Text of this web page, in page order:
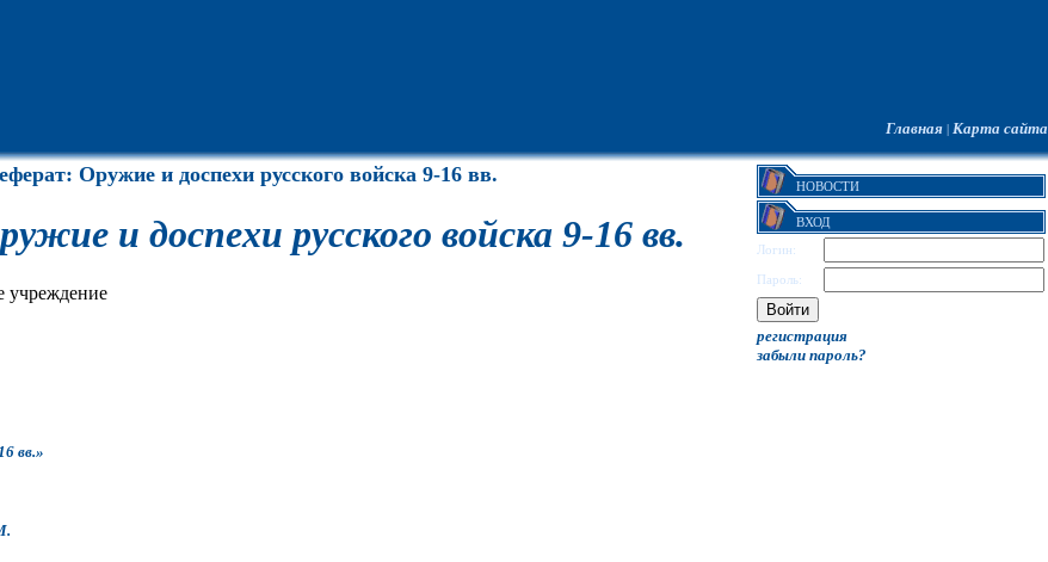
Главная | Карта сайта
Оружие и доспехи русского войска 9-16 вв.
и доспехи русского войска 9-16 вв.
учреждение
вв.»
НОВОСТИ
ВХОД
Логин:
Пароль:
регистрация
забыли пароль?